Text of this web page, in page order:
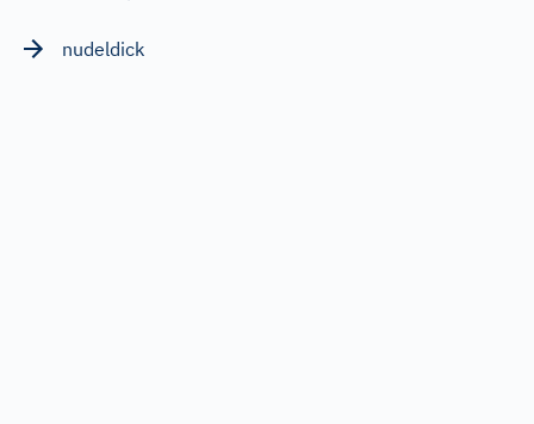
nudeldick